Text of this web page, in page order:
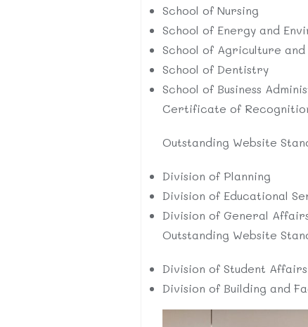
School of Nursing
School of Energy and
School of Agriculture
School of Dentistry
School of Business
Certificate of
Outstanding Website
Division of Planning
Division of Educational
Division of General
Outstanding Website
Division of Student Affairs
Division of Building and